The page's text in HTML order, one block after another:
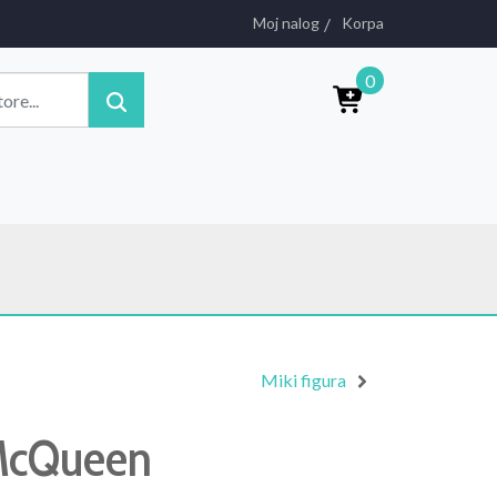
Moj nalog Korpa
0
Miki figura